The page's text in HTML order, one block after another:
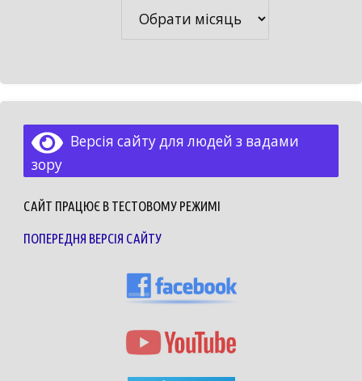
Версія сайту для людей з вадами
зору
САЙТ ПРАЦЮЄ В ТЕСТОВОМУ РЕЖИМІ
ПОПЕРЕДНЯ ВЕРСІЯ САЙТУ